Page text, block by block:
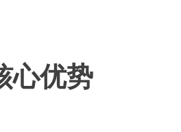
心优势